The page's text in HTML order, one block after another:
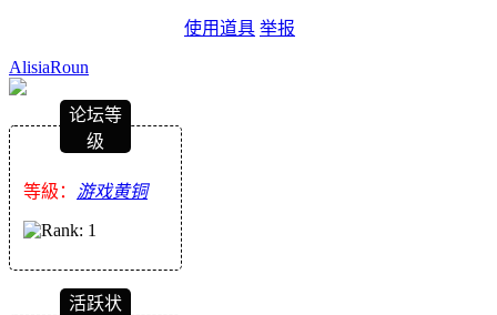
使用道具 举报
AlisiaRoun
论坛等
级
等級： 游戏黄铜
活跃状